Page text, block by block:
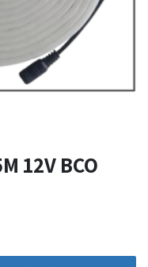
12V BCO